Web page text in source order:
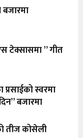
टेक्सासमा ” गीत
स्वरमा
बजारमा
तीज कोसेली